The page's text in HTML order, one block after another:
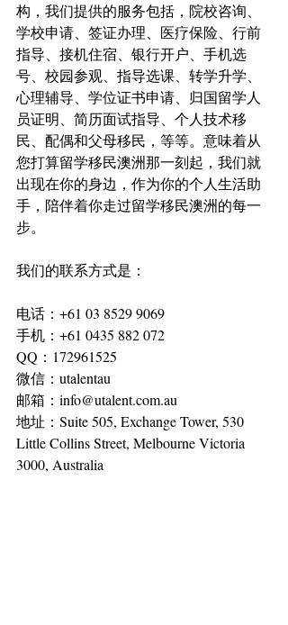
构，我们提供的服务包括，院校咨询、
学校申请、签证办理、医疗保险、行前
指导、接机住宿、银行开户、手机选
号、校园参观、指导选课、转学升学、
心理辅导、学位证书申请、归国留学人
员证明、简历面试指导、个人技术移
民、配偶和父母移民，等等。意味着从
您打算留学移民澳洲那一刻起，我们就
出现在你的身边，作为你的个人生活助
手，陪伴着你走过留学移民澳洲的每一
步。
我们的联系方式是：
电话：+61 03 8529 9069
手机：+61 0435 882 072
QQ：172961525
微信：utalentau
邮箱：info@utalent.com.au
地址：Suite 505, Exchange Tower, 530
Little Collins Street, Melbourne Victoria
3000, Australia